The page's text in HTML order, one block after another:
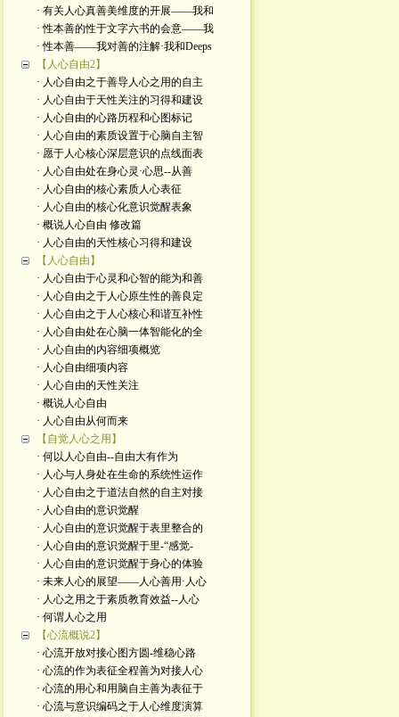
· 有关人心真善美维度的开展——我和
· 性本善的性于文字六书的会意——我
· 性本善——我对善的注解·我和Deeps
【人心自由2】
· 人心自由之于善导人心之用的自主
· 人心自由于天性关注的习得和建设
· 人心自由的心路历程和心图标记
· 人心自由的素质设置于心脑自主智
· 愿于人心核心深层意识的点线面表
· 人心自由处在身心灵·心思--从善
· 人心自由的核心素质人心表征
· 人心自由的核心化意识觉醒表象
· 概说人心自由 修改篇
· 人心自由的天性核心习得和建设
【人心自由】
· 人心自由于心灵和心智的能为和善
· 人心自由之于人心原生性的善良定
· 人心自由之于人心核心和谐互补性
· 人心自由处在心脑一体智能化的全
· 人心自由的内容细项概览
· 人心自由细项内容
· 人心自由的天性关注
· 概说人心自由
· 人心自由从何而来
【自觉人心之用】
· 何以人心自由--自由大有作为
· 人心与人身处在生命的系统性运作
· 人心自由之于道法自然的自主对接
· 人心自由的意识觉醒
· 人心自由的意识觉醒于表里整合的
· 人心自由的意识觉醒于里-“感觉-
· 人心自由的意识觉醒于身心的体验
· 未来人心的展望——人心善用·人心
· 人心之用之于素质教育效益--人心
· 何谓人心之用
【心流概说2】
· 心流开放对接心图方圆-维稳心路
· 心流的作为表征全程善为对接人心
· 心流的用心和用脑自主善为表征于
· 心流与意识编码之于人心维度演算